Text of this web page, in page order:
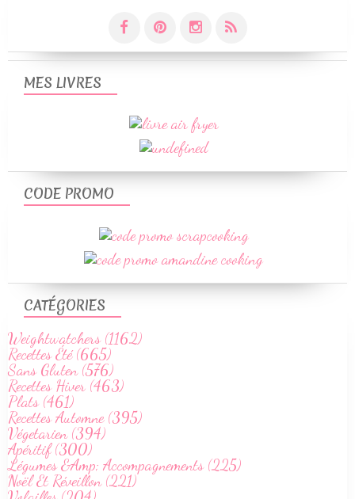
CATÉGORIES
Weightwatchers (1162)
Recettes Été (665)
Sans Gluten (576)
Recettes Hiver (463)
Plats (461)
Recettes Automne (395)
Végetarien (394)
Apéritif (300)
Légumes &Amp; Accompagnements (225)
Noël Et Réveillon (221)
MES LIVRES
CODE PROMO